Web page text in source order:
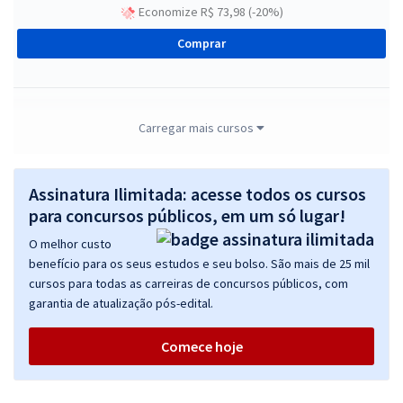
Economize R$ 73,98 (-20%)
Comprar
CREFONO 5 - Conselho Regional de Fonoaudiologia da 5ª Região -
R$ 359,92à vista
ou 12x de R$29,99
Economize R$ 89,98 (-20%)
Comprar
CREFONO 5 - Conselho Regional de Fonoaudiologia da 5ª Região -
Analista Administrativo
R$ 471,92à vista
Carregar mais cursos
Assinatura Ilimitada: acesse todos os cursos
para concursos públicos, em um só lugar!
O melhor custo
benefício para os seus estudos e seu bolso. São mais de 25 mil
cursos para todas as carreiras de concursos públicos, com
garantia de atualização pós-edital.
Comece hoje